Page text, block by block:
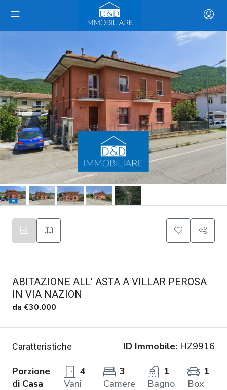
ABITAZIONE ALL’ ASTA A VILLAR PEROSA
IN VIA NAZION
da €30.000
Caratteristiche ID Immobile: HZ9916
Porzione
di Casa
4
Vani
3
Camere
1
Bagno
1
Box